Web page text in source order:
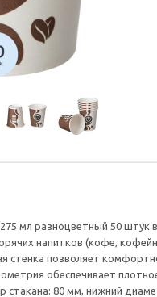
мл разноцветный 50 штук в
напитков (кофе,
стенка позволяет
обеспечивает
стакана: 80 мм, нижний